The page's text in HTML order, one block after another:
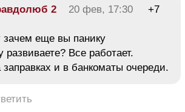
2 20 фев, 17:30 +7
зачем еще вы панику
развиваете? Все работает.
заправках и в банкоматы очереди.